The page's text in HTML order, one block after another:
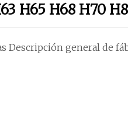
H65 H68 H70
Descripción general de